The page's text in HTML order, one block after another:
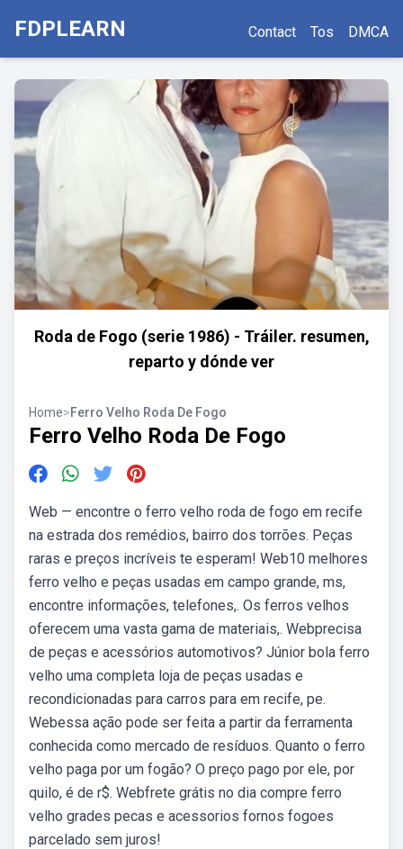
FDPLEARN Contact Tos DMCA
Roda de Fogo (serie 1986) - Tráiler. resumen,
reparto y dónde ver
Home>Ferro Velho Roda De Fogo
Ferro Velho Roda De Fogo
Web — encontre o ferro velho roda de fogo em recife
na estrada dos remédios, bairro dos torrões. Peças
raras e preços incríveis te esperam! Web10 melhores
ferro velho e peças usadas em campo grande, ms,
encontre informações, telefones,. Os ferros velhos
oferecem uma vasta gama de materiais,. Webprecisa
de peças e acessórios automotivos? Júnior bola ferro
velho uma completa loja de peças usadas e
recondicionadas para carros para em recife, pe.
Webessa ação pode ser feita a partir da ferramenta
conhecida como mercado de resíduos. Quanto o ferro
velho paga por um fogão? O preço pago por ele, por
quilo, é de r$. Webfrete grátis no dia compre ferro
velho grades pecas e acessorios fornos fogoes
parcelado sem juros!